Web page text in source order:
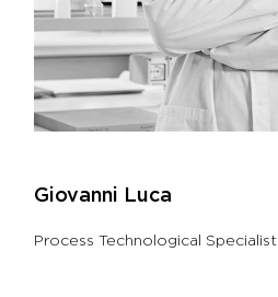
Giovanni Luca
Process Technological Specialist